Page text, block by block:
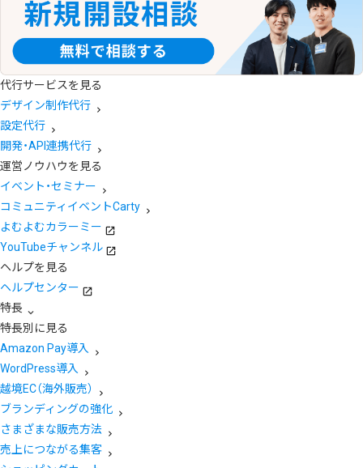
代行サービスを見る
デザイン制作代行
設定代行
開発・API連携代行
運営ノウハウを見る
イベント・セミナー
コミュニティイベントCarty
よむよむカラーミー
YouTubeチャンネル
ヘルプを見る
ヘルプセンター
特長
特長別に見る
Amazon Pay導入
WordPress導入
越境EC（海外販売）
ブランディングの強化
さまざまな販売方法
売上につながる集客